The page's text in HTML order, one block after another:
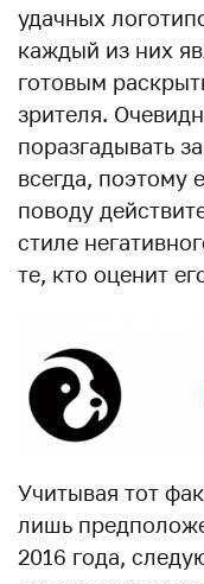
удачных
каждый из них
готовым
зрителя.
поразгадывать
всегда, поэтому
поводу
стиле
те, кто оценит
Учитывая тот
лишь
2016 года,